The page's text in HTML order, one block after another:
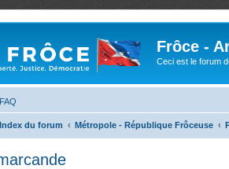
Frôce -
Ceci est le forum
FAQ
Index du forum Métropole - République Frôceuse